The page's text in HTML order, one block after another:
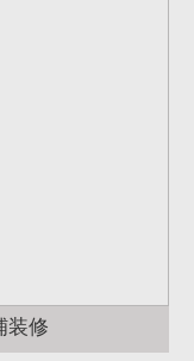
装修